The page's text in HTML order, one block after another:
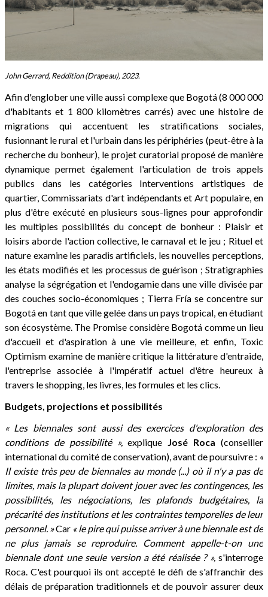
John Gerrard, Reddition (Drapeau), 2023.
Afin d'englober une ville aussi complexe que Bogotá (8 000 000
d'habitants et 1 800 kilomètres carrés) avec une histoire de
migrations qui accentuent les stratifications sociales,
fusionnant le rural et l'urbain dans les périphéries (peut-être à la
recherche du bonheur), le projet curatorial proposé de manière
dynamique permet également l'articulation de trois appels
publics dans les catégories Interventions artistiques de
quartier, Commissariats d'art indépendants et Art populaire, en
plus d'être exécuté en plusieurs sous-lignes pour approfondir
les multiples possibilités du concept de bonheur : Plaisir et
loisirs aborde l'action collective, le carnaval et le jeu ; Rituel et
nature examine les paradis artificiels, les nouvelles perceptions,
les états modifiés et les processus de guérison ; Stratigraphies
analyse la ségrégation et l'endogamie dans une ville divisée par
des couches socio-économiques ; Tierra Fría se concentre sur
Bogotá en tant que ville gelée dans un pays tropical, en étudiant
son écosystème. The Promise considère Bogotá comme un lieu
d'accueil et d'aspiration à une vie meilleure, et enfin, Toxic
Optimism examine de manière critique la littérature d'entraide,
l'entreprise associée à l'impératif actuel d'être heureux à
travers le shopping, les livres, les formules et les clics.
Budgets, projections et possibilités
« Les biennales sont aussi des exercices d'exploration des
conditions de possibilité », explique José Roca (conseiller
international du comité de conservation), avant de poursuivre : «
Il existe très peu de biennales au monde (...) où il n'y a pas de
limites, mais la plupart doivent jouer avec les contingences, les
possibilités, les négociations, les plafonds budgétaires, la
précarité des institutions et les contraintes temporelles de leur
personnel. »Car « le pire qui puisse arriver à une biennale est de
ne plus jamais se reproduire. Comment appelle-t-on une
biennale dont une seule version a été réalisée ? », s'interroge
Roca. C'est pourquoi ils ont accepté le défi de s'affranchir des
délais de préparation traditionnels et de pouvoir assurer deux